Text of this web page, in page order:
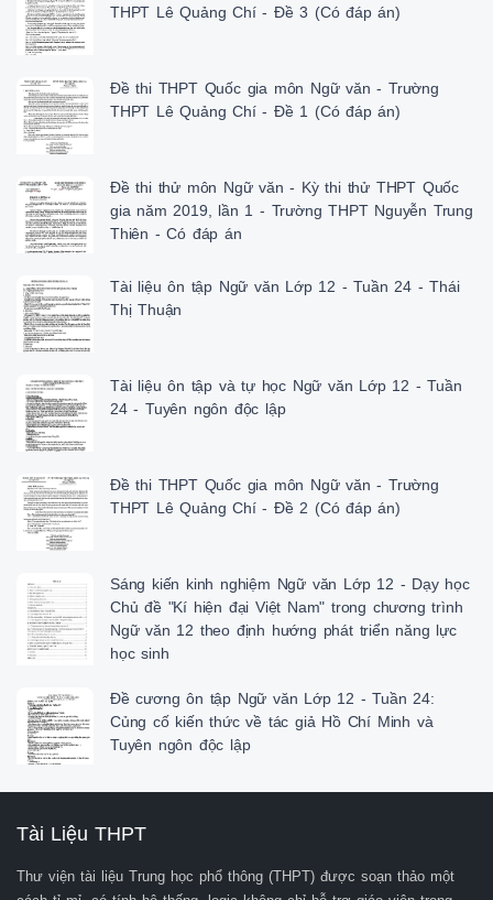
THPT Lê Quảng Chí - Đề 3 (Có đáp án)
Đề thi THPT Quốc gia môn Ngữ văn - Trường
THPT Lê Quảng Chí - Đề 1 (Có đáp án)
Đề thi thử môn Ngữ văn - Kỳ thi thử THPT Quốc
gia năm 2019, lần 1 - Trường THPT Nguyễn Trung
Thiên - Có đáp án
Tài liệu ôn tập Ngữ văn Lớp 12 - Tuần 24 - Thái
Thị Thuận
Tài liệu ôn tập và tự học Ngữ văn Lớp 12 - Tuần
24 - Tuyên ngôn độc lập
Đề thi THPT Quốc gia môn Ngữ văn - Trường
THPT Lê Quảng Chí - Đề 2 (Có đáp án)
Sáng kiến kinh nghiệm Ngữ văn Lớp 12 - Dạy học
Chủ đề "Kí hiện đại Việt Nam" trong chương trình
Ngữ văn 12 theo định hướng phát triển năng lực
học sinh
Đề cương ôn tập Ngữ văn Lớp 12 - Tuần 24:
Củng cố kiến thức về tác giả Hồ Chí Minh và
Tuyên ngôn độc lập
Tài Liệu THPT
Thư viện tài liệu Trung học phổ thông (THPT) được soạn thảo một